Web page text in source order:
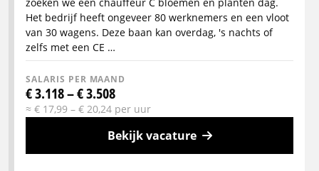
Het bedrijf heeft ongeveer 80 werknemers en een vloot
van 30 wagens. Deze baan kan overdag, 's nachts of
zelfs met een CE …
SALARIS PER MAAND
€ 3.118 – € 3.508
≈ € 17,99 – € 20,24 per uur
Bekijk vacature